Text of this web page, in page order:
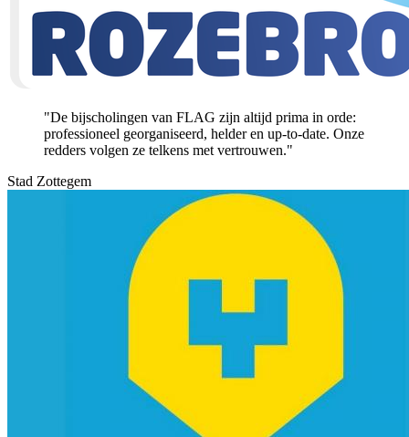
"De bijscholingen van FLAG zijn altijd prima in orde:
professioneel georganiseerd, helder en up-to-date. Onze
redders volgen ze telkens met vertrouwen."
Stad Zottegem